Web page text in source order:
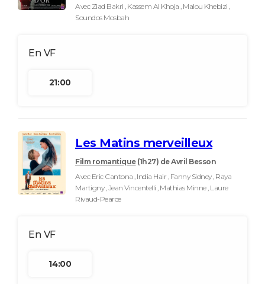
Avec Ziad Bakri , Kassem Al Khoja , Malou Khebizi ,
Soundos Mosbah
21:00
Les Matins merveilleux
Film romantique (1h27) de Avril Besson
Avec Eric Cantona , India Hair , Fanny Sidney , Raya
Martigny , Jean Vincentelli , Mathias Minne , Laure
Rivaud-Pearce
14:00